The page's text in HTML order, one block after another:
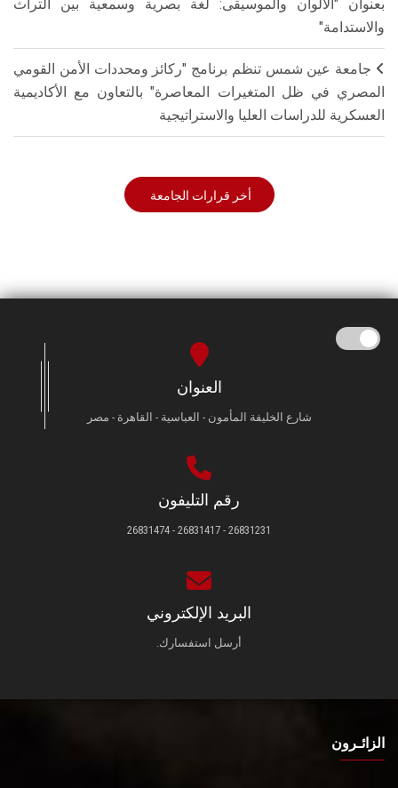
بعنوان "الألوان والموسيقى: لغة بصرية وسمعية بين التراث
والاستدامة"
جامعة عين شمس تنظم برنامج "ركائز ومحددات الأمن القومي
المصري في ظل المتغيرات المعاصرة" بالتعاون مع الأكاديمية
العسكرية للدراسات العليا والاستراتيجية
أخر قرارات الجامعة
العنوان
شارع الخليفة المأمون - العباسية - القاهرة - مصر
رقم التليفون
26831231 - 26831417 - 26831474
البريد الإلكتروني
أرسل استفسارك.
الزائـرون